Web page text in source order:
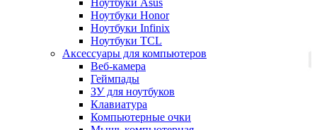
Ноутбуки Asus
Ноутбуки Honor
Ноутбуки Infinix
Ноутбуки TCL
Аксессуары для компьютеров
Веб-камера
Геймпады
ЗУ для ноутбуков
Клавиатура
Компьютерные очки